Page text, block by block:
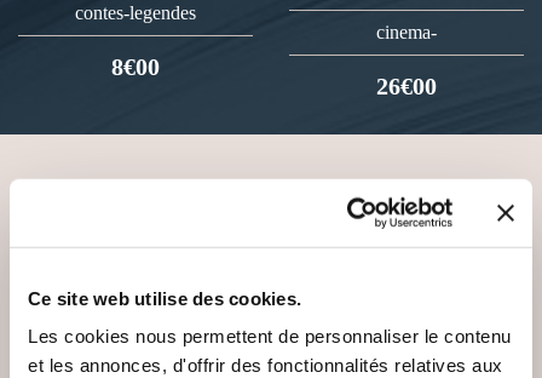
Ce site web utilise des cookies.
Les cookies nous permettent de personnaliser le contenu
et les annonces, d'offrir des fonctionnalités relatives aux
contes-legendes
8€00
cinema-
26€00
VOUS AIMEREZ AUSSI